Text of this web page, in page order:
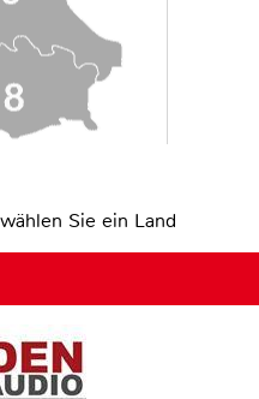
Sie ein Land